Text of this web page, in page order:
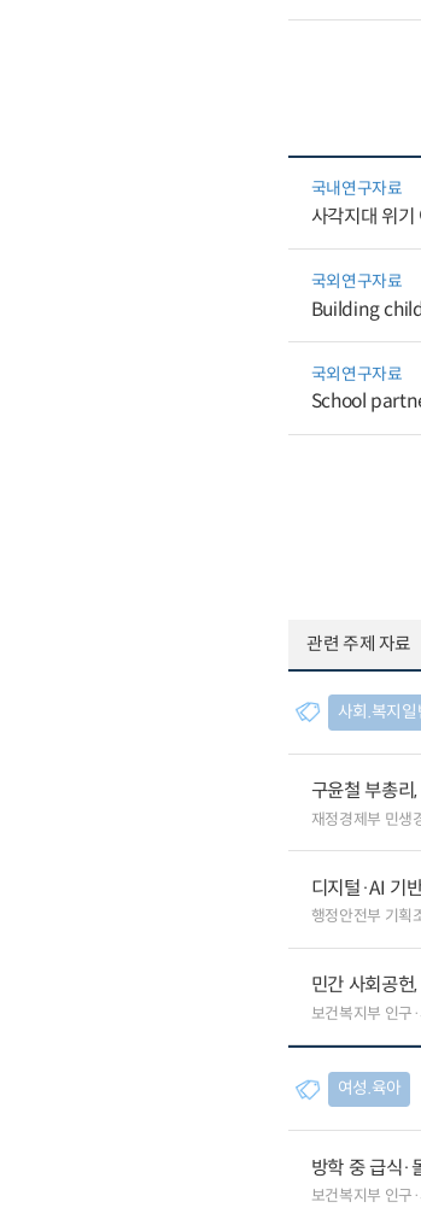
국내연구자료
사각지대 위기
국외연구자료
Building
국외연구자료
School
관련 주제 자료
사회.복지일
구윤철 부총리
재정경제부 민생
디지털·AI 기
행정안전부 기획
민간 사회공헌
보건복지부 인구
여성.육아
방학 중 급식·
보건복지부 인구